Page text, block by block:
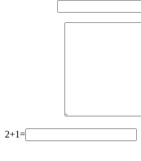
2+1=